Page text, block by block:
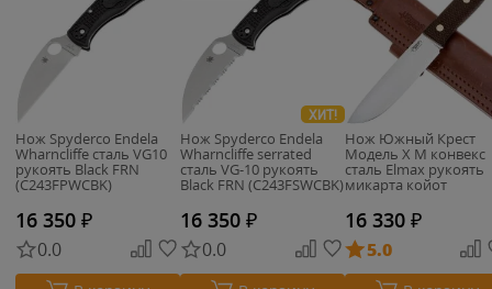
Нож Spyderco Endela
Wharncliffe сталь VG10
рукоять Black FRN
(C243FPWCBK)
16 350 ₽
0.0
ХИТ!
Нож Spyderco Endela
Wharncliffe serrated
сталь VG-10 рукоять
Black FRN (C243FSWCBK)
16 350 ₽
0.0
Нож Южный Крест
Модель Х M конвекс
сталь Elmax рукоять
микарта койот
(208.0850)
16 330 ₽
5.0